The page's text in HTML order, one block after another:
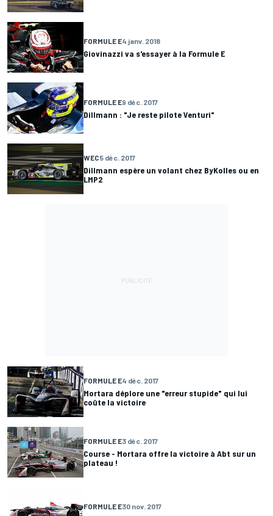
FORMULE E4 janv. 2018
Giovinazzi va s'essayer à la Formule E
FORMULE E9 déc. 2017
Dillmann : "Je reste pilote Venturi"
WEC5 déc. 2017
Dillmann espère un volant chez ByKolles ou en
LMP2
FORMULE E4 déc. 2017
Mortara déplore une "erreur stupide" qui lui
coûte la victoire
FORMULE E3 déc. 2017
Course - Mortara offre la victoire à Abt sur un
plateau !
FORMULE E30 nov. 2017